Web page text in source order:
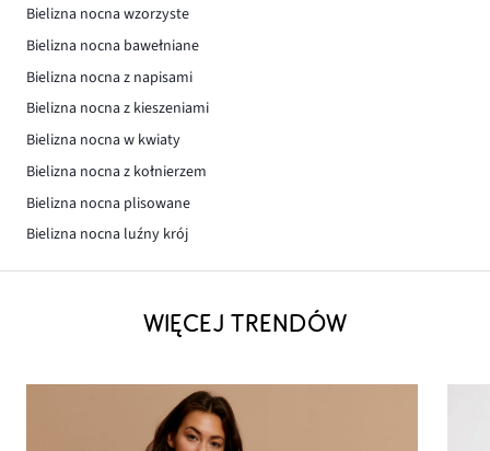
Bielizna nocna wzorzyste
Bielizna nocna bawełniane
Bielizna nocna z napisami
Bielizna nocna z kieszeniami
Bielizna nocna w kwiaty
Bielizna nocna z kołnierzem
Bielizna nocna plisowane
Bielizna nocna luźny krój
WIĘCEJ TRENDÓW